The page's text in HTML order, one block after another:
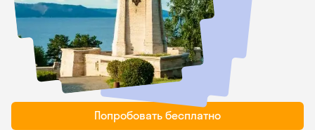
Попробовать бесплатно